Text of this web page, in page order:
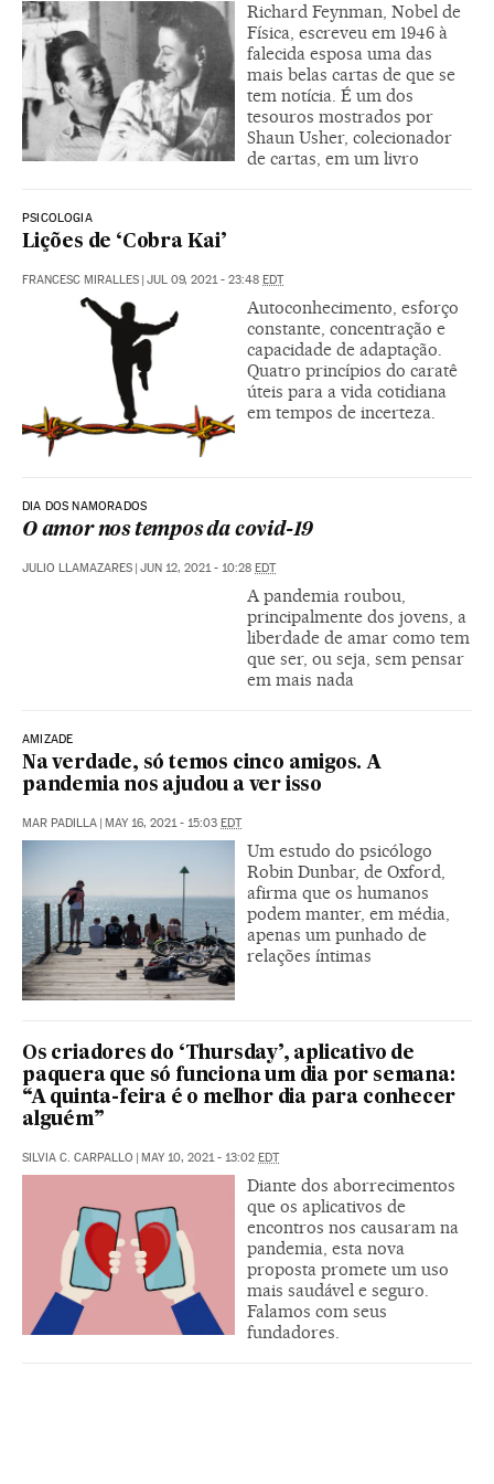
Richard Feynman, Nobel de
Física, escreveu em 1946 à
falecida esposa uma das
mais belas cartas de que se
tem notícia. É um dos
tesouros mostrados por
Shaun Usher, colecionador
de cartas, em um livro
PSICOLOGIA
Lições de ‘Cobra Kai’
FRANCESC MIRALLES JUL 09, 2021 - 23:48 EDT
Autoconhecimento, esforço
constante, concentração e
capacidade de adaptação.
Quatro princípios do caratê
úteis para a vida cotidiana
em tempos de incerteza.
DIA DOS NAMORADOS
O amor nos tempos da covid-19
JULIO LLAMAZARES | JUN 12, 2021 - 10:28 EDT
A pandemia roubou,
principalmente dos jovens, a
liberdade de amar como tem
que ser, ou seja, sem pensar
em mais nada
AMIZADE
Na verdade, só temos cinco amigos. A
pandemia nos ajudou a ver isso
MAR PADILLA | MAY 16, 2021 - 15:03 EDT
Um estudo do psicólogo
Robin Dunbar, de Oxford,
afirma que os humanos
podem manter, em média,
apenas um punhado de
relações íntimas
Os criadores do ‘Thursday’, aplicativo de
paquera que só funciona um dia por semana:
“A quinta-feira é o melhor dia para conhecer
alguém”
SILVIA C. CARPALLO | MAY 10, 2021 - 13:02 EDT
Diante dos aborrecimentos
que os aplicativos de
encontros nos causaram na
pandemia, esta nova
proposta promete um uso
mais saudável e seguro.
Falamos com seus
fundadores.